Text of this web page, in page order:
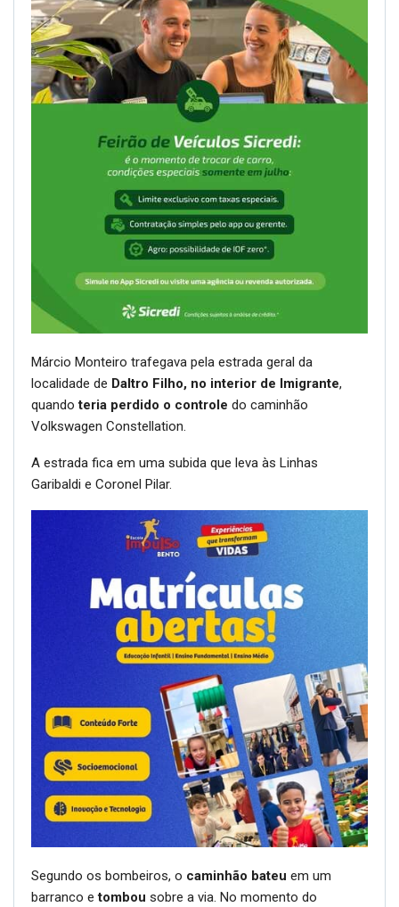
Márcio Monteiro trafegava pela estrada geral da
localidade de Daltro Filho, no interior de Imigrante,
quandoteria perdido o controle do caminhão
Volkswagen Constellation.
A estrada fica em uma subida que leva às Linhas
Garibaldi e Coronel Pilar.
Segundo os bombeiros, o caminhão bateu em um
barranco etombou sobre a via. No momento do